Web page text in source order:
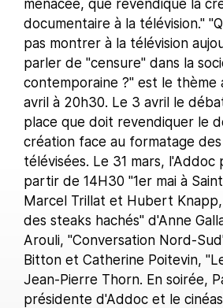
menacée, que revendique la
documentaire à la télévision."
pas montrer à la télévision
parler de "censure" dans la
contemporaine ?" est le thème
avril à 20h30. Le 3 avril le
place que doit revendiquer le
création face au formatage des
télévisées. Le 31 mars, l'Addoc
partir de 14H30 "1er mai à
Marcel Trillat et Hubert
des steaks hachés" d'Anne
Arouli, "Conversation Nord-
Bitton et Catherine Poitevin,
Jean-Pierre Thorn. En soirée,
présidente d'Addoc et le